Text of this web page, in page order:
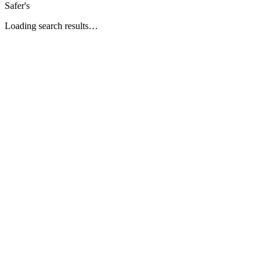
Safer's
Loading search results…